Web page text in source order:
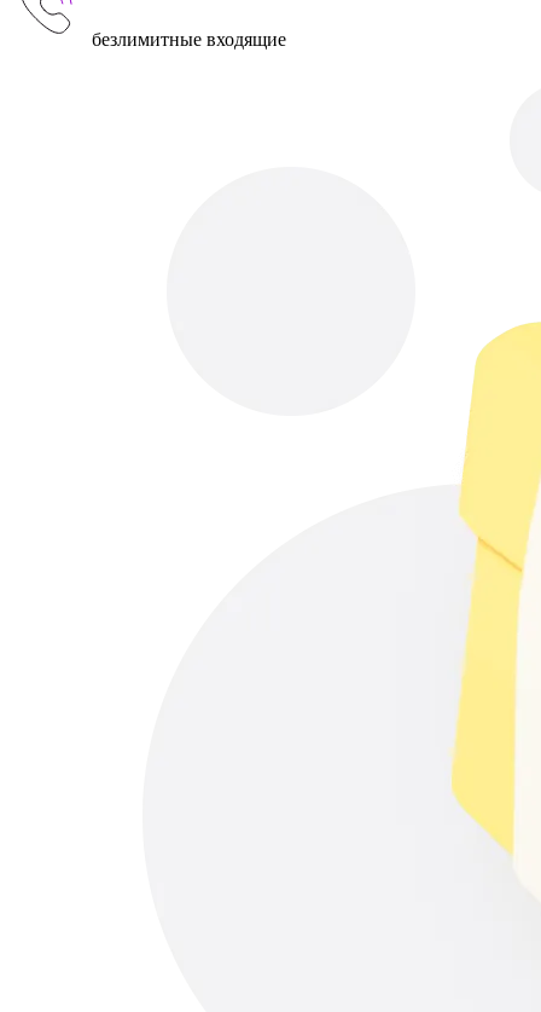
безлимитные входящие